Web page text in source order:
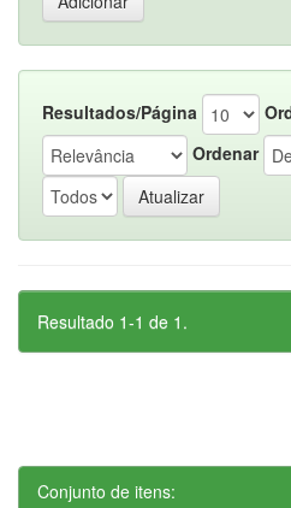
Resultados/Página
Ordenar
Resultado 1-1 de 1.
Conjunto de itens: